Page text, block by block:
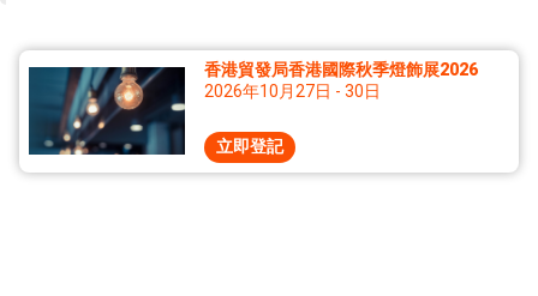
香港貿發局香港國際秋季燈飾展2026
2026年10月27日 - 30日
立即登記